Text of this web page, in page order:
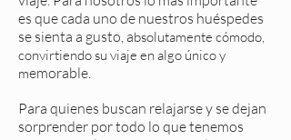
es que cada uno de nuestros huéspedes
se sienta a gusto, absolutamente cómodo,
convirtiendo su viaje en algo único y
memorable.
Para quienes buscan relajarse y se dejan
sorprender por todo lo que tenemos